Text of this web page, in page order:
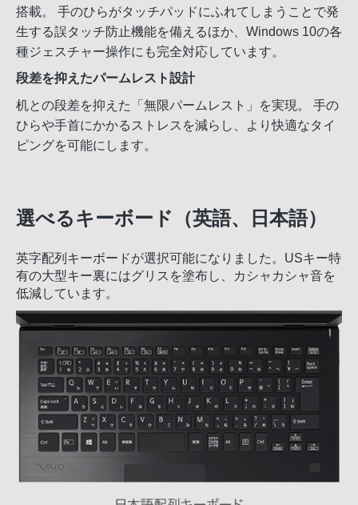
搭載。 手のひらがタッチパッドにふれてしまうことで発
生する誤タッチ防止機能を備えるほか、Windows 10の各
種ジェスチャー操作にも完全対応しています。
段差を抑えたパームレスト設計
机との段差を抑えた「無限パームレスト」を実現。 手の
ひらや手首にかかるストレスを減らし、より快適なタイ
ピングを可能にします。
選べるキーボード（英語、日本語）
英字配列キーボードが選択可能になりました。USキー特
有の大型キー裏にはグリスを塗布し、カシャカシャ音を
低減しています。